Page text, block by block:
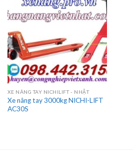
XE NÂNG TAY NICHILIFT - NHẬT
Xe nâng tay 3000kg NICHI-LIFT
AC30S